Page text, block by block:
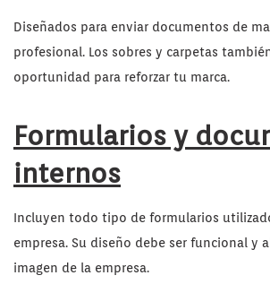
Diseñados para enviar documentos de
profesional. Los sobres y carpetas
oportunidad para reforzar tu marca.
Formularios y
internos
Incluyen todo tipo de formularios
empresa. Su diseño debe ser funcional y
imagen de la empresa.